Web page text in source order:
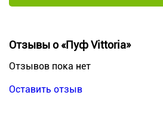
Отзывы о «Пуф Vittoria»
Отзывов пока нет
Оставить отзыв